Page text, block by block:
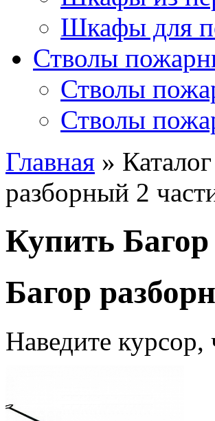
Шкафы для
Стволы
Стволы
Стволы
Главная »
разборный 2
Купить
Багор
Наведите